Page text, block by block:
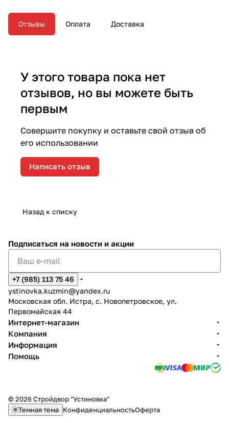
Отзывы Оплата Доставка
У этого товара пока нет
отзывов, но вы можете быть
первым
Совершите покупку и оставьте свой отзыв об
его использовании
Написать отзыв
Назад к списку
Подписаться на новости и акции
+7 (985) 113 75 46
ystinovka.kuzmin@yandex.ru
Московская обл. Истра, с. Новопетровское, ул.
Первомайская 44
Интернет-магазин
Компания
Информация
Помощь
© 2026 Стройдвор "Устиновка"
Темная тема КонфиденциальностьОферта